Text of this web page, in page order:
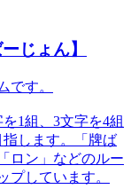
じょん】
です。
1組、3文字を4組
します。「牌ば
ロン」などのルー
プしています。